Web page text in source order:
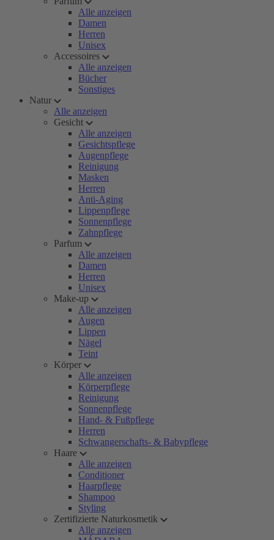
Alle anzeigen
Damen
Herren
Unisex
Accessoires
Alle anzeigen
Bücher
Sonstiges
Natur
Alle anzeigen
Gesicht
Alle anzeigen
Gesichtspflege
Augenpflege
Reinigung
Masken
Herren
Anti-Aging
Lippenpflege
Sonnenpflege
Zahnpflege
Parfum
Alle anzeigen
Damen
Herren
Unisex
Make-up
Alle anzeigen
Augen
Lippen
Nägel
Teint
Körper
Alle anzeigen
Körperpflege
Reinigung
Sonnenpflege
Hand- & Fußpflege
Herren
Schwangerschafts- & Babypflege
Haare
Alle anzeigen
Conditioner
Haarpflege
Shampoo
Styling
Zertifizierte Naturkosmetik
Alle anzeigen